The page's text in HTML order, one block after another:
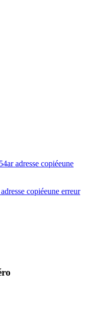
adresse copiéeune
adresse copiéeune erreur